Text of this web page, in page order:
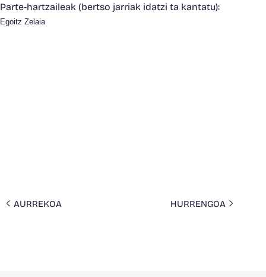
Parte-hartzaileak (bertso jarriak idatzi ta kantatu):
Egoitz Zelaia
AURREKOA HURRENGOA